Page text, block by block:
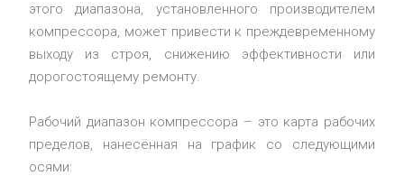
этого диапазона, установленного производителем
компрессора, может привести к преждевременному
выходу из строя, снижению эффективности или
дорогостоящему ремонту.
Рабочий диапазон компрессора – это карта рабочих
пределов, нанесённая на график со следующими
осями: